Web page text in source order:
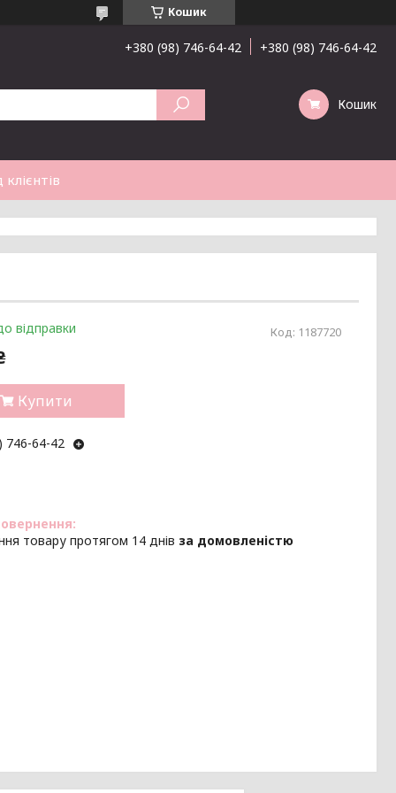
Кошик
+380 (98) 746-64-42 +380 (98) 746-64-42
Кошик
відправки Код: 1187720
Купити
746-64-42
товару протягом 14 днів за домовленістю